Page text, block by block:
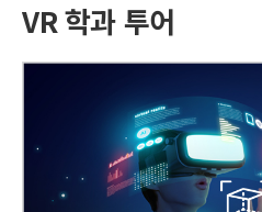
VR 학과 투어